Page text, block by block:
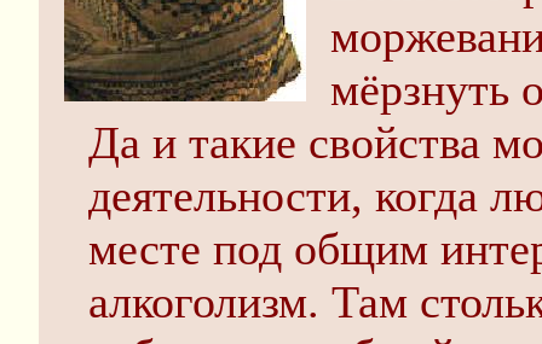
мёрзнуть
Да и такие свойства
деятельности, когда
месте под общим
алкоголизм. Там